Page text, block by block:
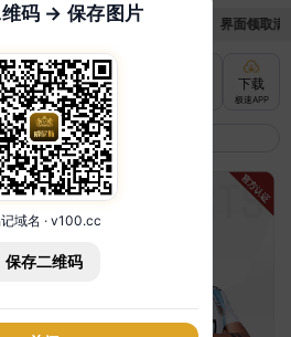
系统，现在可以前往【福利中心】界面领取
充值
快速到账
下载
极速APP
码 → 保存图片
域名 · v100.cc
保存二维码